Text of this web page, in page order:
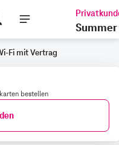
Cart
Summer
Fi mit Vertrag
bestellen